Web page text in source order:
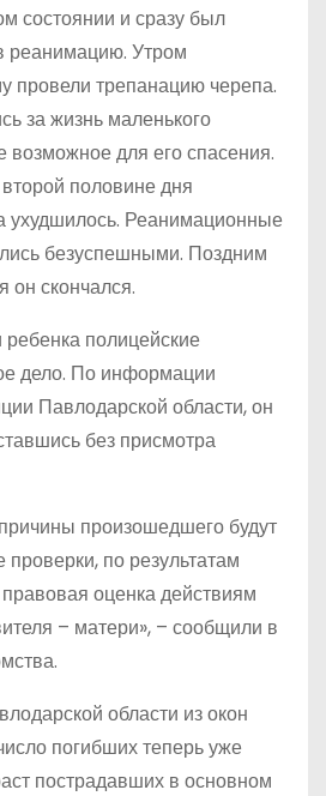
состоянии и сразу был
реанимацию. Утром
провели трепанацию черепа.
за жизнь маленького
возможное для его спасения.
половине дня
ухудшилось. Реанимационные
безуспешными. Поздним
он скончался.
полицейские
дело. По информации
Павлодарской области, он
без присмотра
произошедшего будут
по результатам
оценка действиям
– матери», – сообщили в
области из окон
погибших теперь уже
пострадавших в основном